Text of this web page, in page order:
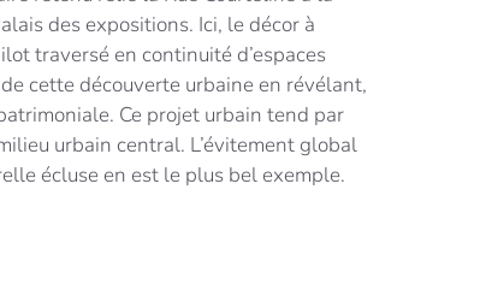
des expositions. Ici, le décor à
traversé en continuité d’espaces
cette découverte urbaine en révélant,
Ce projet urbain tend par
urbain central. L’évitement global
écluse en est le plus bel exemple.